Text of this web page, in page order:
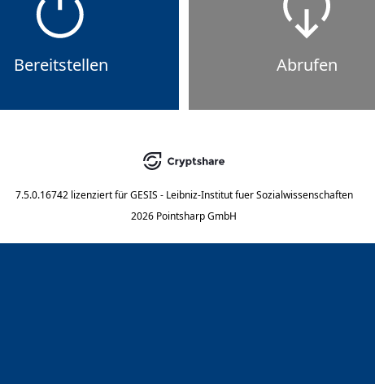
Bereitstellen Abrufen
7.5.0.16742 lizenziert für GESIS - Leibniz-Institut fuer Sozialwissenschaften
2026 Pointsharp GmbH